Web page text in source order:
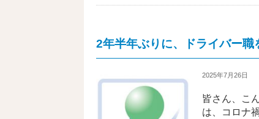
2年半年ぶりに、ドライバー職
2025年7月26日
皆さん、こ
は、コロナ